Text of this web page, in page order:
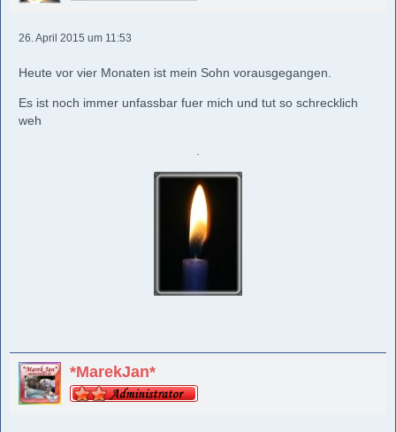
26. April 2015 um 11:53
Heute vor vier Monaten ist mein Sohn vorausgegangen.
Es ist noch immer unfassbar fuer mich und tut so schrecklich
weh
*MarekJan*